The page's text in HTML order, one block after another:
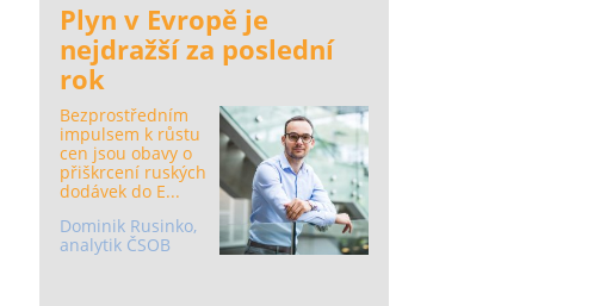
Plyn v Evropě je
nejdražší za poslední
rok
Bezprostředním
impulsem k růstu
cen jsou obavy o
přiškrcení ruských
dodávek do E...
Dominik Rusinko,
analytik ČSOB